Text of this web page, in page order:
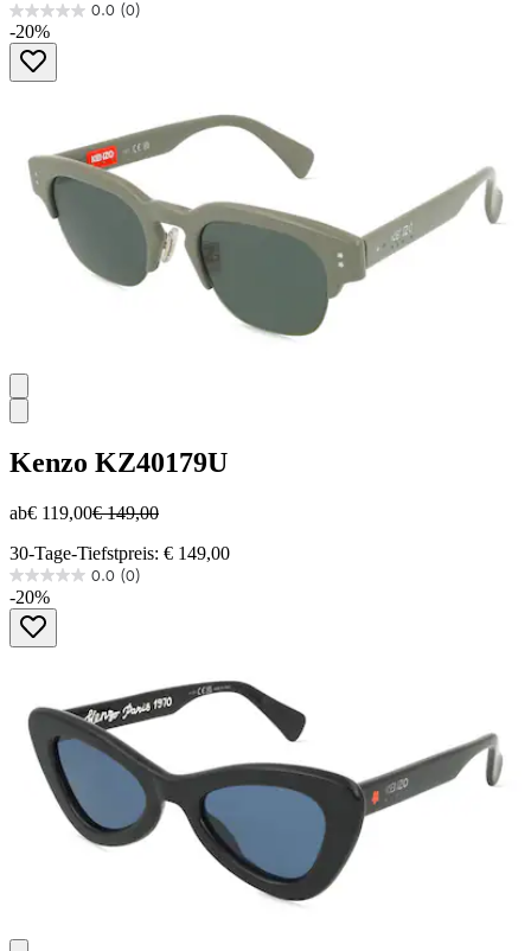
0.0 (0)
0.0
von
Sternen.
-20%
Kenzo KZ40179U
ab€ 119,00€ 149,00
30-Tage-Tiefstpreis: € 149,00
0.0 (0)
0.0
von
Sternen.
-20%